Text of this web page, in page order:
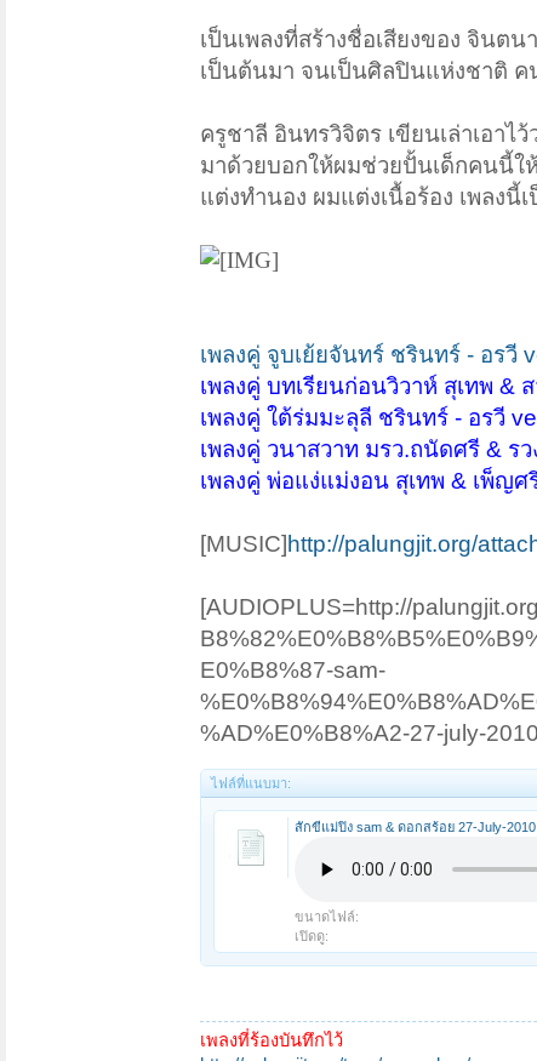
เป็นเพลงที่สร้างชื่อเสียงของ จินตนา
เป็นต้นมา จนเป็นศิลปินแห่งชาติ ค
ครูชาลี อินทรวิจิตร เขียนเล่าเอาไ
มาด้วยบอกให้ผมช่วยปั้นเด็กคนนี้ใ
แต่งทำนอง ผมแต่งเนื้อร้อง เพลงนี้
เพลงคู่ จูบเย้ยจันทร์ ชรินทร์ - อรวี
เพลงคู่ บทเรียนก่อนวิวาห์ สุเทพ &
เพลงคู่ ใต้ร่มมะลุลี ชรินทร์ - อรวี
เพลงคู่ วนาสวาท มรว.ถนัดศรี & ร
เพลงคู่ พ่อแง่แม่งอน สุเทพ & เพ็ญ
[MUSIC] http://palungjit.org/
[AUDIOPLUS=http://
E0%B8%87-sam-
%AD%E0%B8%A2-27-july-
ไฟล์ที่แนบมา:
สักขีแม่ปิง sam & ดอกสร้อย 27-July-
ขนาดไฟล์:
เปิดดู:
เพลงที่ร้องบันทึกไว้